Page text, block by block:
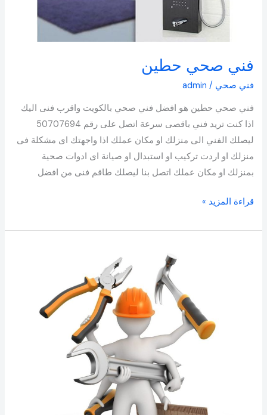
فني صحي حطين
فني صحي /
admin
فني صحي حطين هو افضل فني صحي بالكويت واقرب فنى اليك
اذا كنت تريد فني باقصى سرعة اتصل على رقم 50707694
ليصلك الفني الى منزلك او مكان عملك اذا واجهتك اى مشكلة فى
منزلك او اردت تركيب او استبدال او صيانة اى ادوات صحية
بمنزلك او مكان عملك اتصل بنا ليصلك طاقم فنى من افضل
قراءة المزيد »